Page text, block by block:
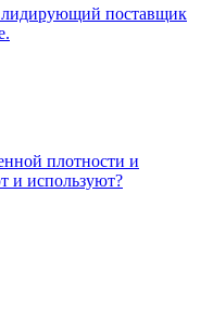
поставщик
плотности и
и используют?